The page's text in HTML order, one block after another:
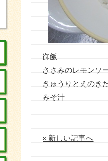
御飯
ささみのレモンソ
きゅうりとえのき
みそ汁
« 新しい記事へ